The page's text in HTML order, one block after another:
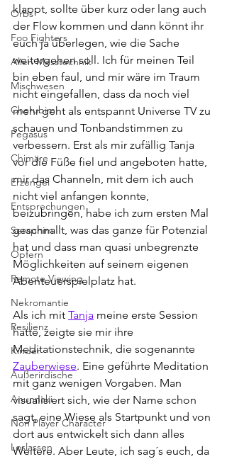
Orbs
Foo Fighters
Alien Messtechnik
Mischwesen
Cherubim
Pegasus
Chimäre
Erzengel
Entsprechungen
Seraphim
Opfern
Remote Viewing
Nekromantie
Resilienz
Kinder
Außerirdische
Anunnaki
Non Player Character
Loslassen
klappt, sollte über kurz oder lang auch
der Flow kommen und dann könnt ihr
euch ja überlegen, wie die Sache
weitergehen soll. Ich für meinen Teil
bin eben faul, und mir wäre im Traum
nicht eingefallen, dass da noch viel
mehr geht als entspannt Universe TV zu
schauen und Tonbandstimmen zu
verbessern. Erst als mir zufällig Tanja
vor die Füße fiel und angeboten hatte,
mir das Channeln, mit dem ich auch
nicht viel anfangen konnte,
beizubringen, habe ich zum ersten Mal
geschnallt, was das ganze für Potenzial
hat und dass man quasi unbegrenzte
Möglichkeiten auf seinem eigenen
Abenteuerspielplatz hat.
Als ich mit Tanja meine erste Session
hatte, zeigte sie mir ihre
Meditationstechnik, die sogenannte
Zauberwiese. Eine geführte Meditation
mit ganz wenigen Vorgaben. Man
visualisiert sich, wie der Name schon
sagt, eine Wiese als Startpunkt und von
dort aus entwickelt sich dann alles
Weitere. Aber Leute, ich sag´s euch, da